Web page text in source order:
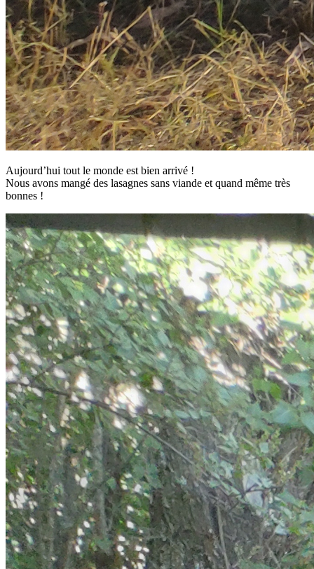
Aujourd’hui tout le monde est bien arrivé !
Nous avons mangé des lasagnes sans viande et quand même très
bonnes !